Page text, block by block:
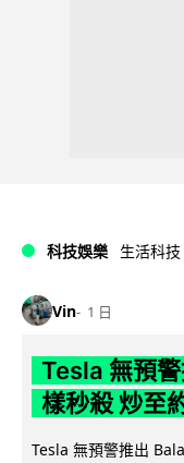
科技娛樂 生活科技
Vin 1 日
Tesla 無預
樣秒殺 炒至
Tesla 無預警推出